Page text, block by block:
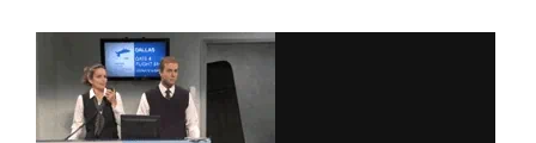
Meet & Greet